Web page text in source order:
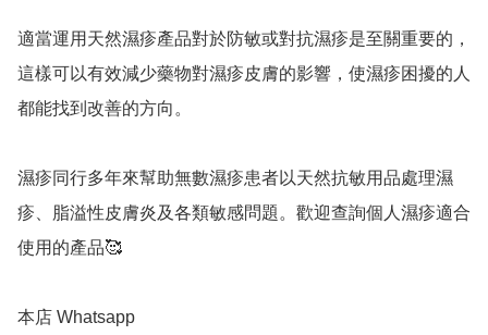
適當運用天然濕疹產品對於防敏或對抗濕疹是至關重要的，
這樣可以有效減少藥物對濕疹皮膚的影響，使濕疹困擾的人
都能找到改善的方向。
濕疹同行多年來幫助無數濕疹患者以天然抗敏用品處理濕
疹、脂溢性皮膚炎及各類敏感問題。歡迎查詢個人濕疹適合
使用的產品🥰
本店 Whatsapp